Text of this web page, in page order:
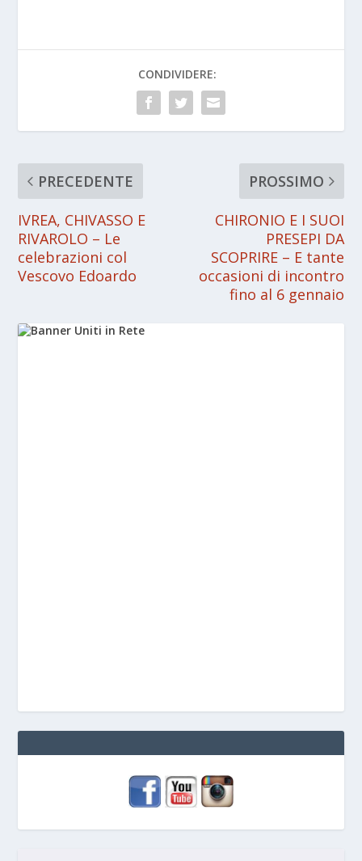
CONDIVIDERE:
PRECEDENTE
IVREA, CHIVASSO E
RIVAROLO – Le
celebrazioni col
Vescovo Edoardo
PROSSIMO
CHIRONIO E I SUOI
PRESEPI DA
SCOPRIRE – E tante
occasioni di incontro
fino al 6 gennaio